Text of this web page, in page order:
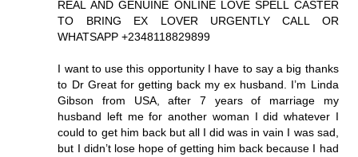
REAL AND GENUINE ONLINE LOVE SPELL CASTER
TO BRING EX LOVER URGENTLY CALL OR
WHATSAPP +2348118829899
I want to use this opportunity I have to say a big thanks
to Dr Great for getting back my ex husband. I’m Linda
Gibson from USA, after 7 years of marriage my
husband left me for another woman I did whatever I
could to get him back but all I did was in vain I was sad,
but I didn’t lose hope of getting him back because I had